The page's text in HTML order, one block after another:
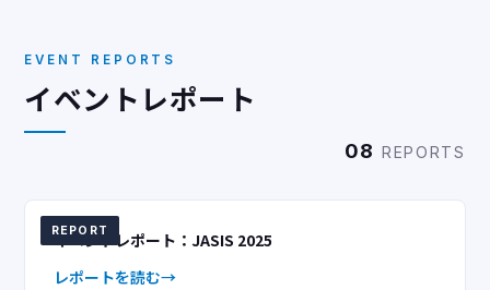
EVENT REPORTS
イベントレポート
08 REPORTS
REPORT
イベントレポート：JASIS 2025
レポートを読む